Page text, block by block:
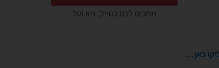
מחכים לכם במייל, גיא וטל